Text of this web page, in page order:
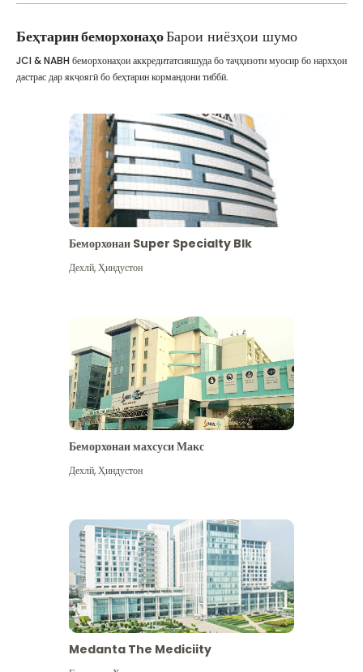
Беҳтарин беморхонаҳоБарои ниёзҳои шумо
JCI & NABH беморхонаҳои аккредитатсияшуда бо таҷҳизоти муосир бо нархҳои
дастрас дар якҷоягӣ бо беҳтарин кормандони тиббӣ.
Беморхонаи Super Specialty Blk
Дехлй,Ҳиндустон
Беморхонаи махсуси Макс
Дехлй,Ҳиндустон
Medanta The Mediciity